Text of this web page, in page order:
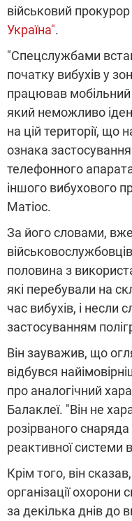
військовий
Україна".
"Спецслужбами
початку вибухів у
працював мобільний
який неможливо
на цій території,
ознака
телефонного
іншого вибухового
Матіос.
За його словами,
половина з
які перебували на
час вибухів, і несли
застосуванням
Він зауважив, що
відбувся
про аналогічний
Балаклеї. "Він не
розірваного
реактивної
Крім того, він
організації
за декілька днів до